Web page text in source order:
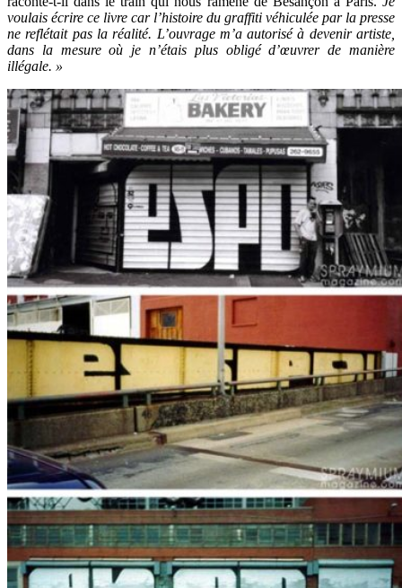
voulais écrire ce livre car l’histoire du graffiti véhiculée par la presse
ne reflétait pas la réalité. L’ouvrage m’a autorisé à devenir artiste,
dans la mesure où je n’étais plus obligé d’œuvrer de manière
illégale. »